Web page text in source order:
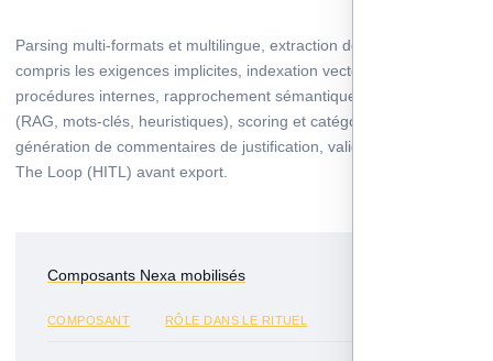
Parsing multi-formats et multilingue, extraction des exigences, y
compris les exigences implicites, indexation vectorielle des
procédures internes, rapprochement sémantique multi-approches
(RAG, mots-clés, heuristiques), scoring et catégorisation,
génération de commentaires de justification, validation Human In
The Loop (HITL) avant export.
Composants Nexa mobilisés
COMPOSANT RÔLE DANS LE RITUEL